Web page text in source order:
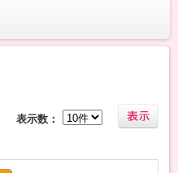
表示数：